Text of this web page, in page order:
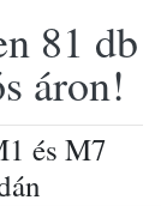
81 db
áron!
és M7